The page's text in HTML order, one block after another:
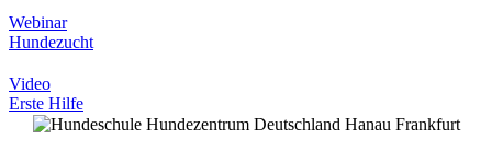
Webinar
Hundezucht
Video
Erste Hilfe